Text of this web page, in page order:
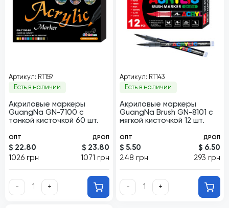
Артикул: RT159
Есть в наличии
Акриловые маркеры
GuangNa GN-7100 с
тонкой кисточкой 60 шт.
ОПТ
$ 22.80
1026 грн
ДРОП
$ 23.80
1071 грн
- +
Артикул: RT143
Есть в наличии
Акриловые маркеры
GuangNa Brush GN-8101 с
мягкой кисточкой 12 шт.
ОПТ
$ 5.50
248 грн
ДРОП
$ 6.50
293 грн
- +